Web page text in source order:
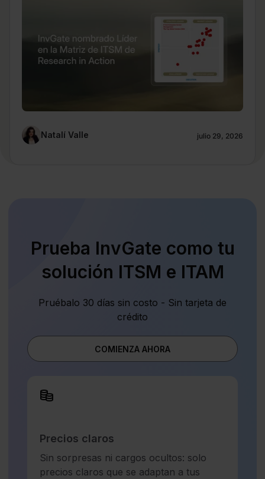
Natalí Valle julio 29, 2026
Prueba InvGate como tu
solución ITSM e ITAM
Pruébalo 30 días sin costo - Sin tarjeta de
crédito
COMIENZA AHORA
Precios claros
Sin sorpresas ni cargos ocultos: solo
precios claros que se adaptan a tus